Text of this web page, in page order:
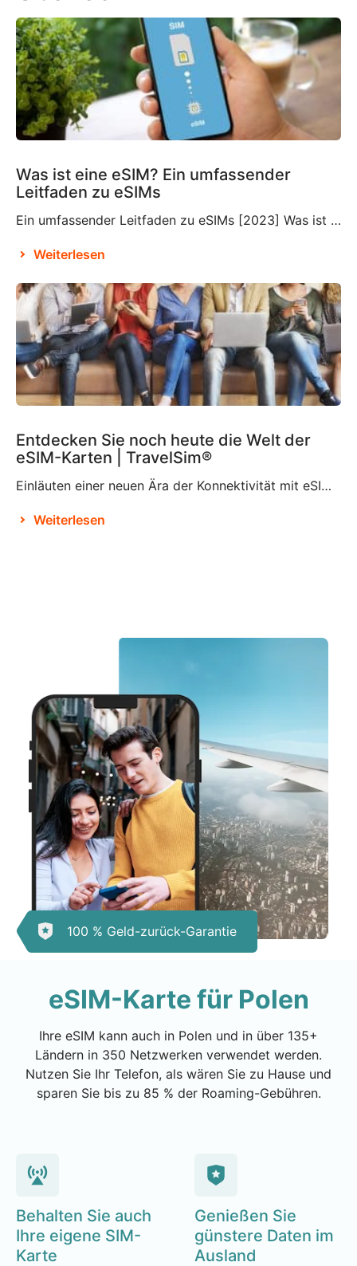
Was ist eine eSIM? Ein umfassender
Leitfaden zu eSIMs
Ein umfassender Leitfaden zu eSIMs [2023] Was ist eine eSIM? Wenn Sie mit dieser relativ neuen Technologie nicht vertraut sind, fragen Sie sich vielleicht, was eine eSIM ist und ob Sie diese in Ihre Reisepläne integrieren müssen oder nicht. Eine eSIM, auch eingebettete SIM oder elektronische SIM genannt, ist ein Bestandteil, der wahrscheinlich bereits in […]
Weiterlesen
Entdecken Sie noch heute die Welt der
eSIM-Karten | TravelSim®
Einläuten einer neuen Ära der Konnektivität mit eSIM-Karten Laut Brian X. Chen, dem leitenden Autor für Verbrauchertechnologie bei der New York Times, wird es nicht mehr lange dauern, bis es „die physische SIM-Karte nicht mehr geben wird“. Dies ist offenbar der Entscheidung von Apple zu verdanken, das SIM-Kartenfach beim iPhone 14 zu eliminieren und es […]
Weiterlesen
100 % Geld-zurück-Garantie
eSIM-Karte für Polen
Ihre eSIM kann auch in Polen und in über 135+
Ländern in 350 Netzwerken verwendet werden.
Nutzen Sie Ihr Telefon, als wären Sie zu Hause und
sparen Sie bis zu 85 % der Roaming-Gebühren.
Behalten Sie auch
Ihre eigene SIM-
Karte
Genießen Sie
günstere Daten im
Ausland